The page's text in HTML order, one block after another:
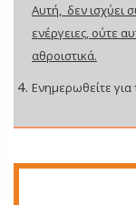
Αυτή, δεν ισχύει
ενέργειες, ούτε
αθροιστικά.
Ενημερωθείτε